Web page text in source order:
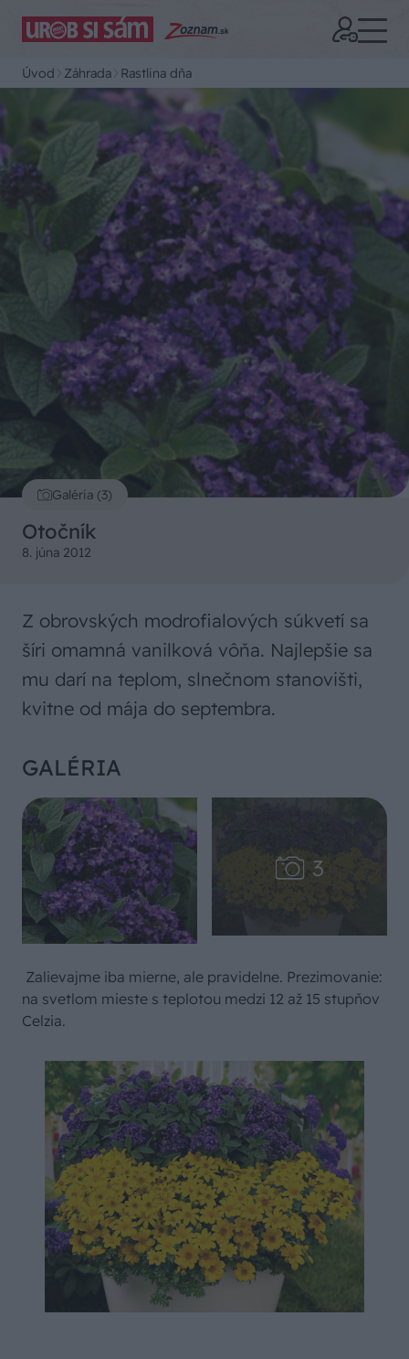
Úvod Záhrada Rastlina dňa
Galéria (3)
Otočník
8. júna 2012
Z obrovských modrofialových súkvetí sa
šíri omamná vanilková vôňa. Najlepšie sa
mu darí na teplom, slnečnom stanovišti,
kvitne od mája do septembra.
GALÉRIA
Zalievajme iba mierne, ale pravidelne. Prezimovanie:
na svetlom mieste s teplotou medzi 12 až 15 stupňov
Celzia.